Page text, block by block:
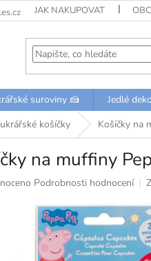
JAK NAKUPOVAT
suroviny 🍰 Jedlé
košíčky Košíčky na
na muffiny
Podrobnosti hodnocení